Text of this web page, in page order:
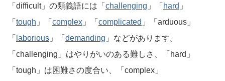
「difficult」の類義語には「 challenging 」「 hard 」
「 tough 」「 complex 」「 complicated 」「arduous」
「 laborious 」「 demanding 」などがあります。
「challenging」はやりがいのある難しさ、「hard」
「tough」は困難さの度合い、「complex」